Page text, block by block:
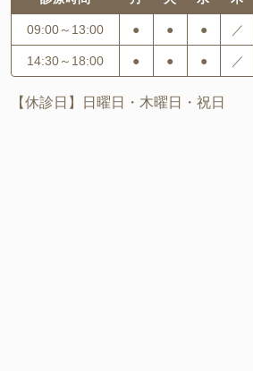
09:00～13:00 ● ● ● ／
14:30～18:00 ● ● ● ／
【休診日】日曜日・木曜日・祝日